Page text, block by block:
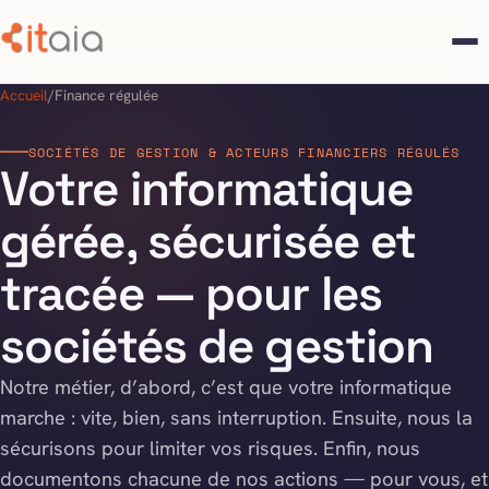
Accueil/Finance régulée
SOCIÉTÉS DE GESTION & ACTEURS FINANCIERS RÉGULÉS
Votre informatique
gérée, sécurisée et
tracée — pour les
sociétés de gestion
Notre métier, d’abord, c’est que votre informatique
marche : vite, bien, sans interruption. Ensuite, nous la
sécurisons pour limiter vos risques. Enfin, nous
documentons chacune de nos actions — pour vous, et